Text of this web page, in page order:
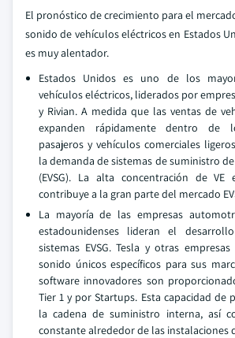
El pronóstico de crecimiento para el
sonido de vehículos eléctricos en Estados
es muy alentador.
Estados Unidos es uno de los
vehículos eléctricos, liderados por
y Rivian. A medida que las ventas de
expanden rápidamente dentro de
pasajeros y vehículos comerciales
la demanda de sistemas de suministro
(EVSG). La alta concentración de VE
contribuye a la gran parte del mercado
La mayoría de las empresas
estadounidenses lideran el
sistemas EVSG. Tesla y otras
sonido únicos específicos para sus
software innovadores son
Tier 1 y por Startups. Esta capacidad de
la cadena de suministro interna, así
constante alrededor de las instalaciones